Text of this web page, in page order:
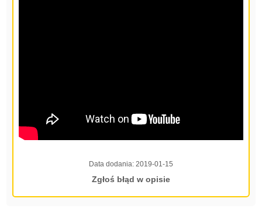
Data dodania: 2019-01-15
Zgłoś błąd w opisie